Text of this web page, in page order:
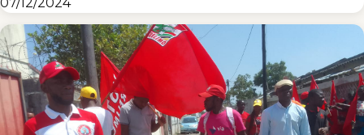
07/12/2024